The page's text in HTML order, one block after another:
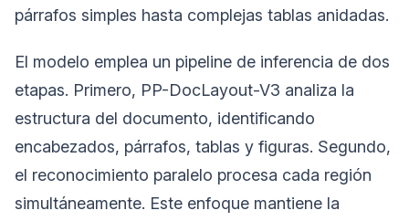
párrafos simples hasta complejas tablas anidadas.
El modelo emplea un pipeline de inferencia de dos
etapas. Primero, PP-DocLayout-V3 analiza la
estructura del documento, identificando
encabezados, párrafos, tablas y figuras. Segundo,
el reconocimiento paralelo procesa cada región
simultáneamente. Este enfoque mantiene la